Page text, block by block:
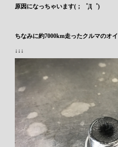
原因になっちゃいます(；゜Д゜)
ちなみに約7000km走ったクルマのオ
↓↓↓